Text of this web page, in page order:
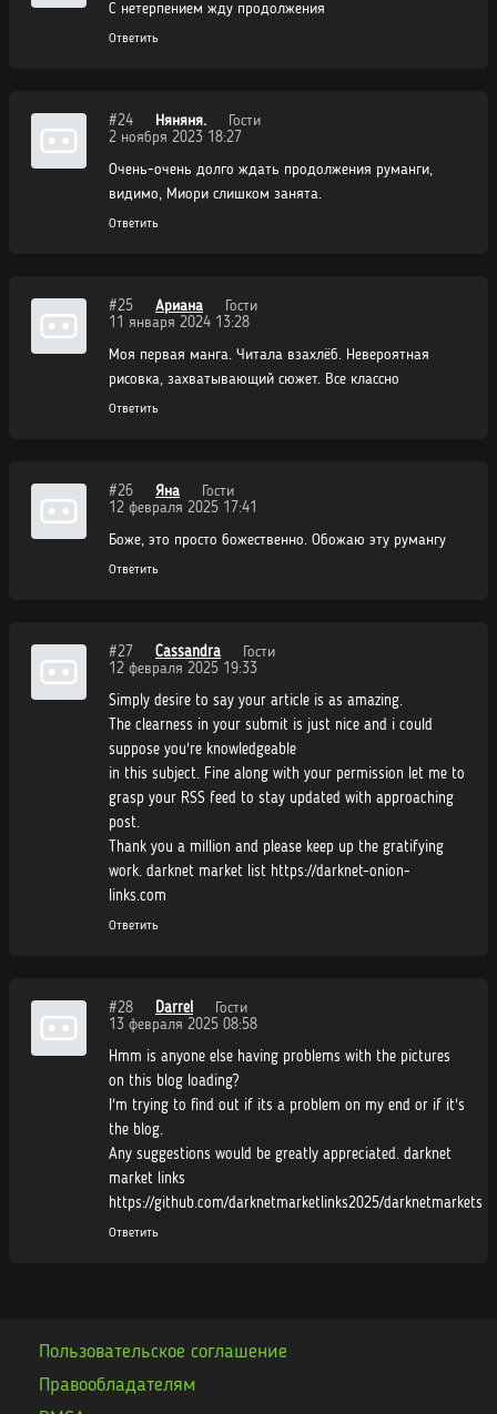
С нетерпением жду продолжения
Ответить
#24 Няняня.
Гости
2 ноября 2023 18:27
Очень-очень долго ждать продолжения руманги,
видимо, Миори слишком занята.
Ответить
#25 Ариана
Гости
11 января 2024 13:28
Моя первая манга. Читала взахлёб. Невероятная
рисовка, захватывающий сюжет. Все классно
Ответить
#26 Яна
Гости
12 февраля 2025 17:41
Боже, это просто божественно. Обожаю эту румангу
Ответить
#27 Cassandra
Гости
12 февраля 2025 19:33
Simply desire to say your article is as amazing.
The clearness in your submit is just nice and i could
suppose you're knowledgeable
in this subject. Fine along with your permission let me to
grasp your RSS feed to stay updated with approaching
post.
Thank you a million and please keep up the gratifying
work. darknet market list https://darknet-onion-
links.com
Ответить
#28 Darrel
Гости
13 февраля 2025 08:58
Hmm is anyone else having problems with the pictures
on this blog loading?
I'm trying to find out if its a problem on my end or if it's
the blog.
Any suggestions would be greatly appreciated. darknet
market links
https://github.com/darknetmarketlinks2025/darknetmarkets
Ответить
Пользовательское соглашение
Правообладателям